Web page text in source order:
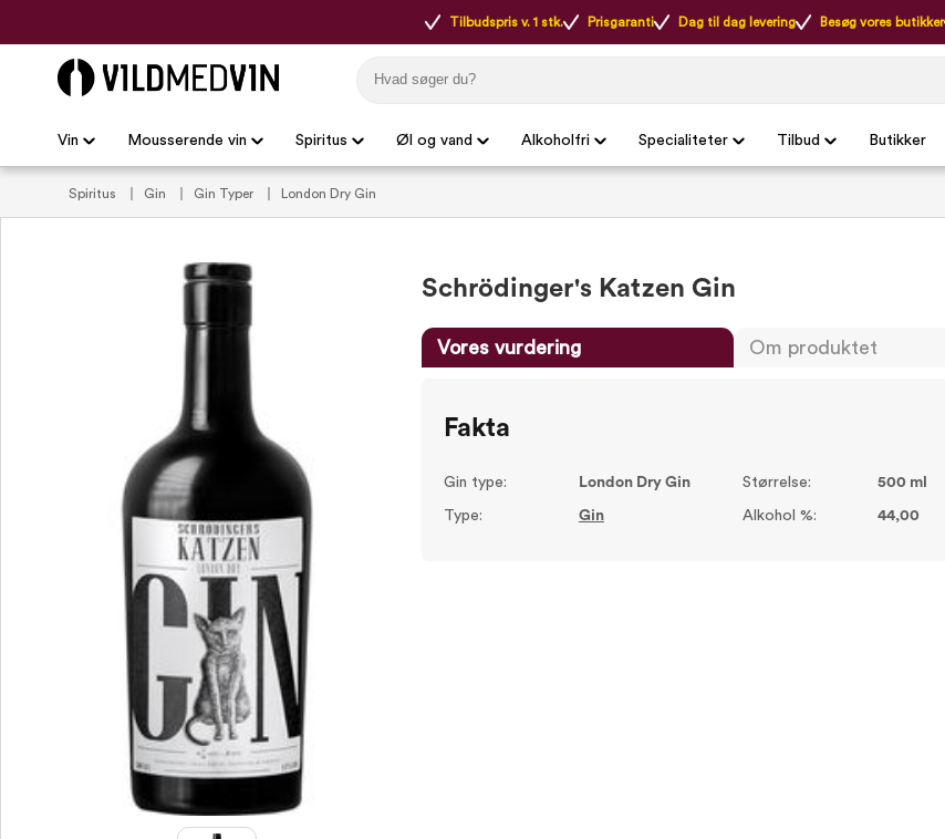
Tilbudspris v. 1 stk. Prisgaranti Dag til dag levering Besøg vores butikker
Vin Mousserende vin Spiritus Øl og vand Alkoholfri Specialiteter Tilbud Butikker
Spiritus Gin Gin Typer London Dry Gin
Schrödinger's Katzen Gin
Vores vurdering Om produktet
Fakta
Gin type: London Dry Gin
Type: Gin
Størrelse: 500 ml
Alkohol %: 44,00